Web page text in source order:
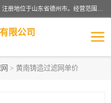
宁津县博涵机械有限公司成立于2016年，注册地位于山东省德州市。经营范围包括：机械设备研发、生产及销售，铸造用造型材料生产、销售，玻璃纤维及制品制造、销售，汽车零配件零售，机械零件、零部件加工，机械零件、零部件销售等；主要产品有：纤维过滤网,陶瓷过滤器,泡沫陶瓷过滤器,耐高温纤维过滤器,铸铁过滤器,铸铜过滤网,铸铝过滤网,铝轮毂过滤网,高效过滤网,高效陶瓷过滤网,高效纤维过滤网。
限公司
> 黄南铸造过滤网单价